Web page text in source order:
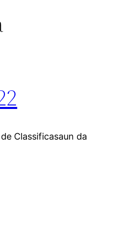
Classificasaun da